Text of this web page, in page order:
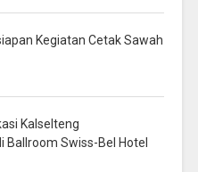
Kegiatan Cetak Sawah
Kalselteng
Ballroom Swiss-Bel Hotel